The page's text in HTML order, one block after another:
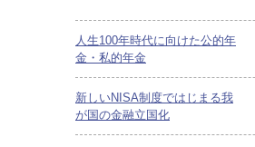
人生100年時代に向けた公的年
金・私的年金
新しいNISA制度ではじまる我
が国の金融立国化